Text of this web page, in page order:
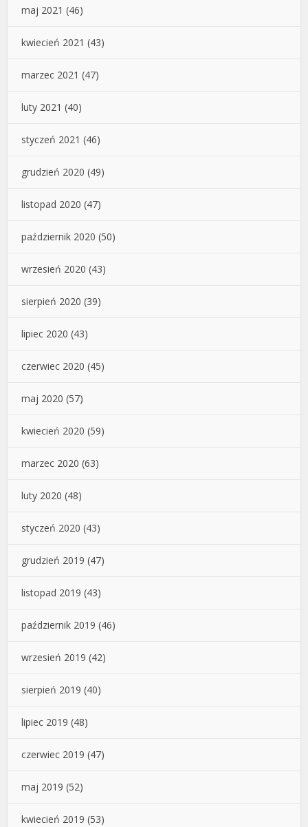
maj 2021 (46)
kwiecień 2021 (43)
marzec 2021 (47)
luty 2021 (40)
styczeń 2021 (46)
grudzień 2020 (49)
listopad 2020 (47)
październik 2020 (50)
wrzesień 2020 (43)
sierpień 2020 (39)
lipiec 2020 (43)
czerwiec 2020 (45)
maj 2020 (57)
kwiecień 2020 (59)
marzec 2020 (63)
luty 2020 (48)
styczeń 2020 (43)
grudzień 2019 (47)
listopad 2019 (43)
październik 2019 (46)
wrzesień 2019 (42)
sierpień 2019 (40)
lipiec 2019 (48)
czerwiec 2019 (47)
maj 2019 (52)
kwiecień 2019 (53)